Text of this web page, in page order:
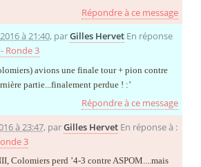
Répondre à ce message
à 21:40, parGilles Hervet En réponse
Ronde 3
avions une finale tour + pion contre
partie...finalement perdue ! :’
Répondre à ce message
à 23:47, parGilles Hervet En réponse à :
3
Colomiers perd ’4-3 contre ASPOM....mais